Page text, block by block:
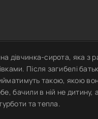
дівчинка-сирота, яка з
Після загибелі
такою, якою
бачили в ній не
та тепла.